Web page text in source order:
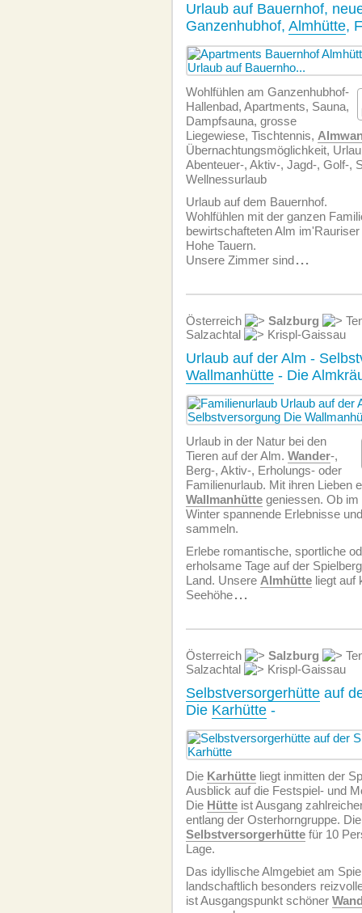
Urlaub auf Bauernhof,
Ganzenhubhof, Almhütte,
Wohlfühlen am Ganzenhubhof-
Hallenbad, Apartments, Sauna,
Dampfsauna, grosse
Liegewiese, Tischtennis,
Übernachtungsmöglichkeit,
Abenteuer-, Aktiv-, Jagd-, Golf-,
Wellnessurlaub
Urlaub auf dem Bauernhof.
Wohlfühlen mit der ganzen
bewirtschafteten Alm
Hohe Tauern.
Unsere Zimmer sind...
Österreich Salzburg
Salzachtal
Krispl-Gaissau
Urlaub auf der Alm -
Wallmanhütte - Die
Urlaub in der Natur bei den
Tieren auf der Alm. Wander-,
Berg-, Aktiv-, Erholungs- oder
Familienurlaub. Mit ihren Lieben
Wallmanhütte geniessen. Ob
Winter spannende Erlebnisse
sammeln.
Erlebe romantische, sportliche
erholsame Tage auf der
Land. Unsere Almhütte liegt auf
Seehöhe...
Österreich Salzburg
Salzachtal
Krispl-Gaissau
Selbstversorgerhütte auf
Die Karhütte -
Die Karhütte liegt inmitten der
Ausblick auf die Festspiel- und
Die Hütte ist Ausgang
entlang der Osterhorngruppe.
Selbstversorgerhütte für 10
Lage.
Das idyllische Almgebiet am
landschaftlich besonders
ist Ausgangspunkt schöner